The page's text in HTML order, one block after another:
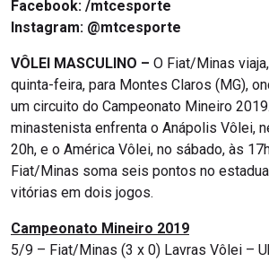
Facebook: /mtcesporte
Instagram: @mtcesporte
VÔLEI MASCULINO – O Fiat/Minas
quinta-feira, para Montes Claros (MG),
um circuito do Campeonato Mineiro
minastenista enfrenta o Anápolis Vôlei,
20h, e o América Vôlei, no sábado, às
Fiat/Minas soma seis pontos no
vitórias em dois jogos.
Campeonato Mineiro 2019
5/9 – Fiat/Minas (3 x 0) Lavras Vôlei –